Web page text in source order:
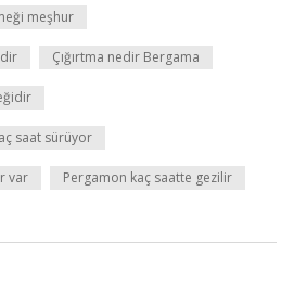
meşhur
Çığırtma nedir Bergama
saat sürüyor
var Pergamon kaç saatte gezilir